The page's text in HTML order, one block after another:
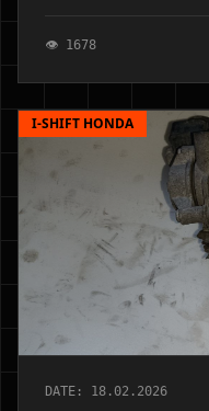
фізичні причини
👁 1678
I-SHIFT HONDA
DATE: 18.02.2026